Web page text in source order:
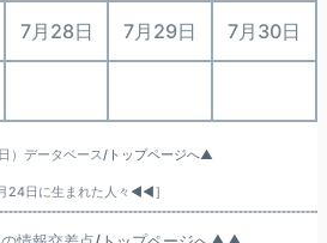
7月28日 7月29日 7月30日
）データベース/トップページへ▲
24日に生まれた人々 ◀◀］